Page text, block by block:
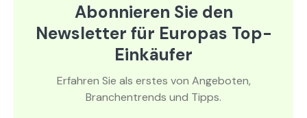
Abonnieren Sie den
Newsletter für Europas Top-
Einkäufer
Erfahren Sie als erstes von Angeboten,
Branchentrends und Tipps.